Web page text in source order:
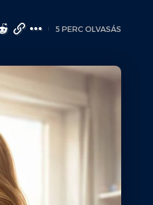
5 PERC OLVASÁS